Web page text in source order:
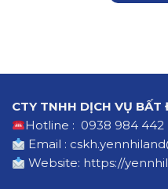
CTY TNHH DỊCH VỤ BẤT
Hotline : 0938 984 442
Email :
Website: https://